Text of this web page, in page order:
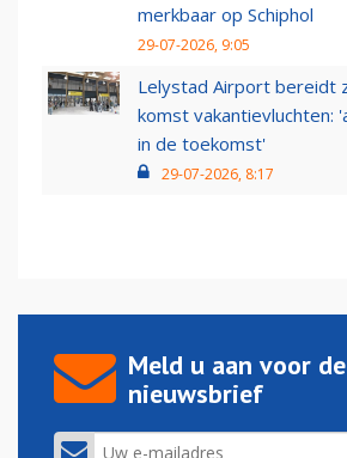
merkbaar op Schiphol
29-07-2026, 9:05
Lelystad Airport bereidt
komst vakantievluchten:
in de toekomst'
29-07-2026, 8:17
Meld u aan voor de
nieuwsbrief